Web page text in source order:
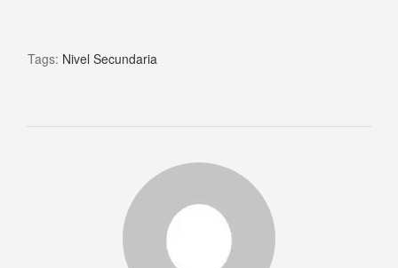
Tags: Nivel Secundaria